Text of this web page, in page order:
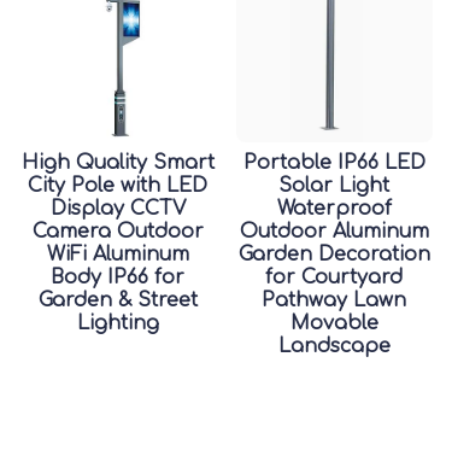
High Quality Smart
City Pole with LED
Display CCTV
Camera Outdoor
WiFi Aluminum
Body IP66 for
Garden & Street
Lighting
Portable IP66 LED
Solar Light
Waterproof
Outdoor Aluminum
Garden Decoration
for Courtyard
Pathway Lawn
Movable
Landscape